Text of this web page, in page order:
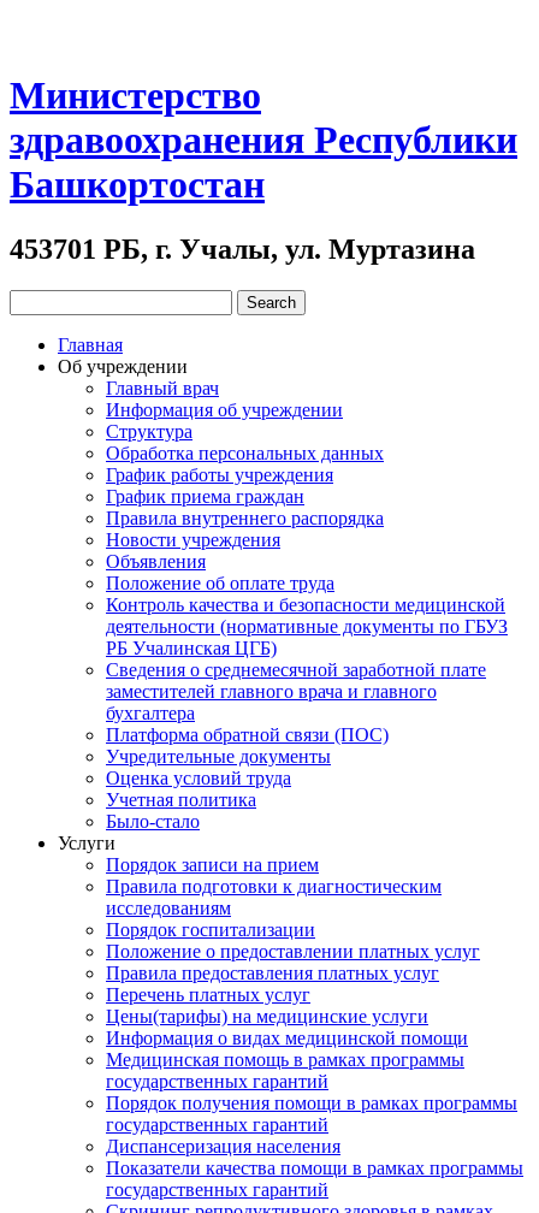
Министерство
здравоохранения Республики
Башкортостан
453701 РБ, г. Учалы, ул. Муртазина
Главная
Об учреждении
Главный врач
Информация об учреждении
Структура
Обработка персональных данных
График работы учреждения
График приема граждан
Правила внутреннего распорядка
Новости учреждения
Объявления
Положение об оплате труда
Контроль качества и безопасности медицинской
деятельности (нормативные документы по ГБУЗ
РБ Учалинская ЦГБ)
Сведения о среднемесячной заработной плате
заместителей главного врача и главного
бухгалтера
Платформа обратной связи (ПОС)
Учредительные документы
Оценка условий труда
Учетная политика
Было-стало
Услуги
Порядок записи на прием
Правила подготовки к диагностическим
исследованиям
Порядок госпитализации
Положение о предоставлении платных услуг
Правила предоставления платных услуг
Перечень платных услуг
Цены(тарифы) на медицинские услуги
Информация о видах медицинской помощи
Медицинская помощь в рамках программы
государственных гарантий
Порядок получения помощи в рамках программы
государственных гарантий
Диспансеризация населения
Показатели качества помощи в рамках программы
государственных гарантий